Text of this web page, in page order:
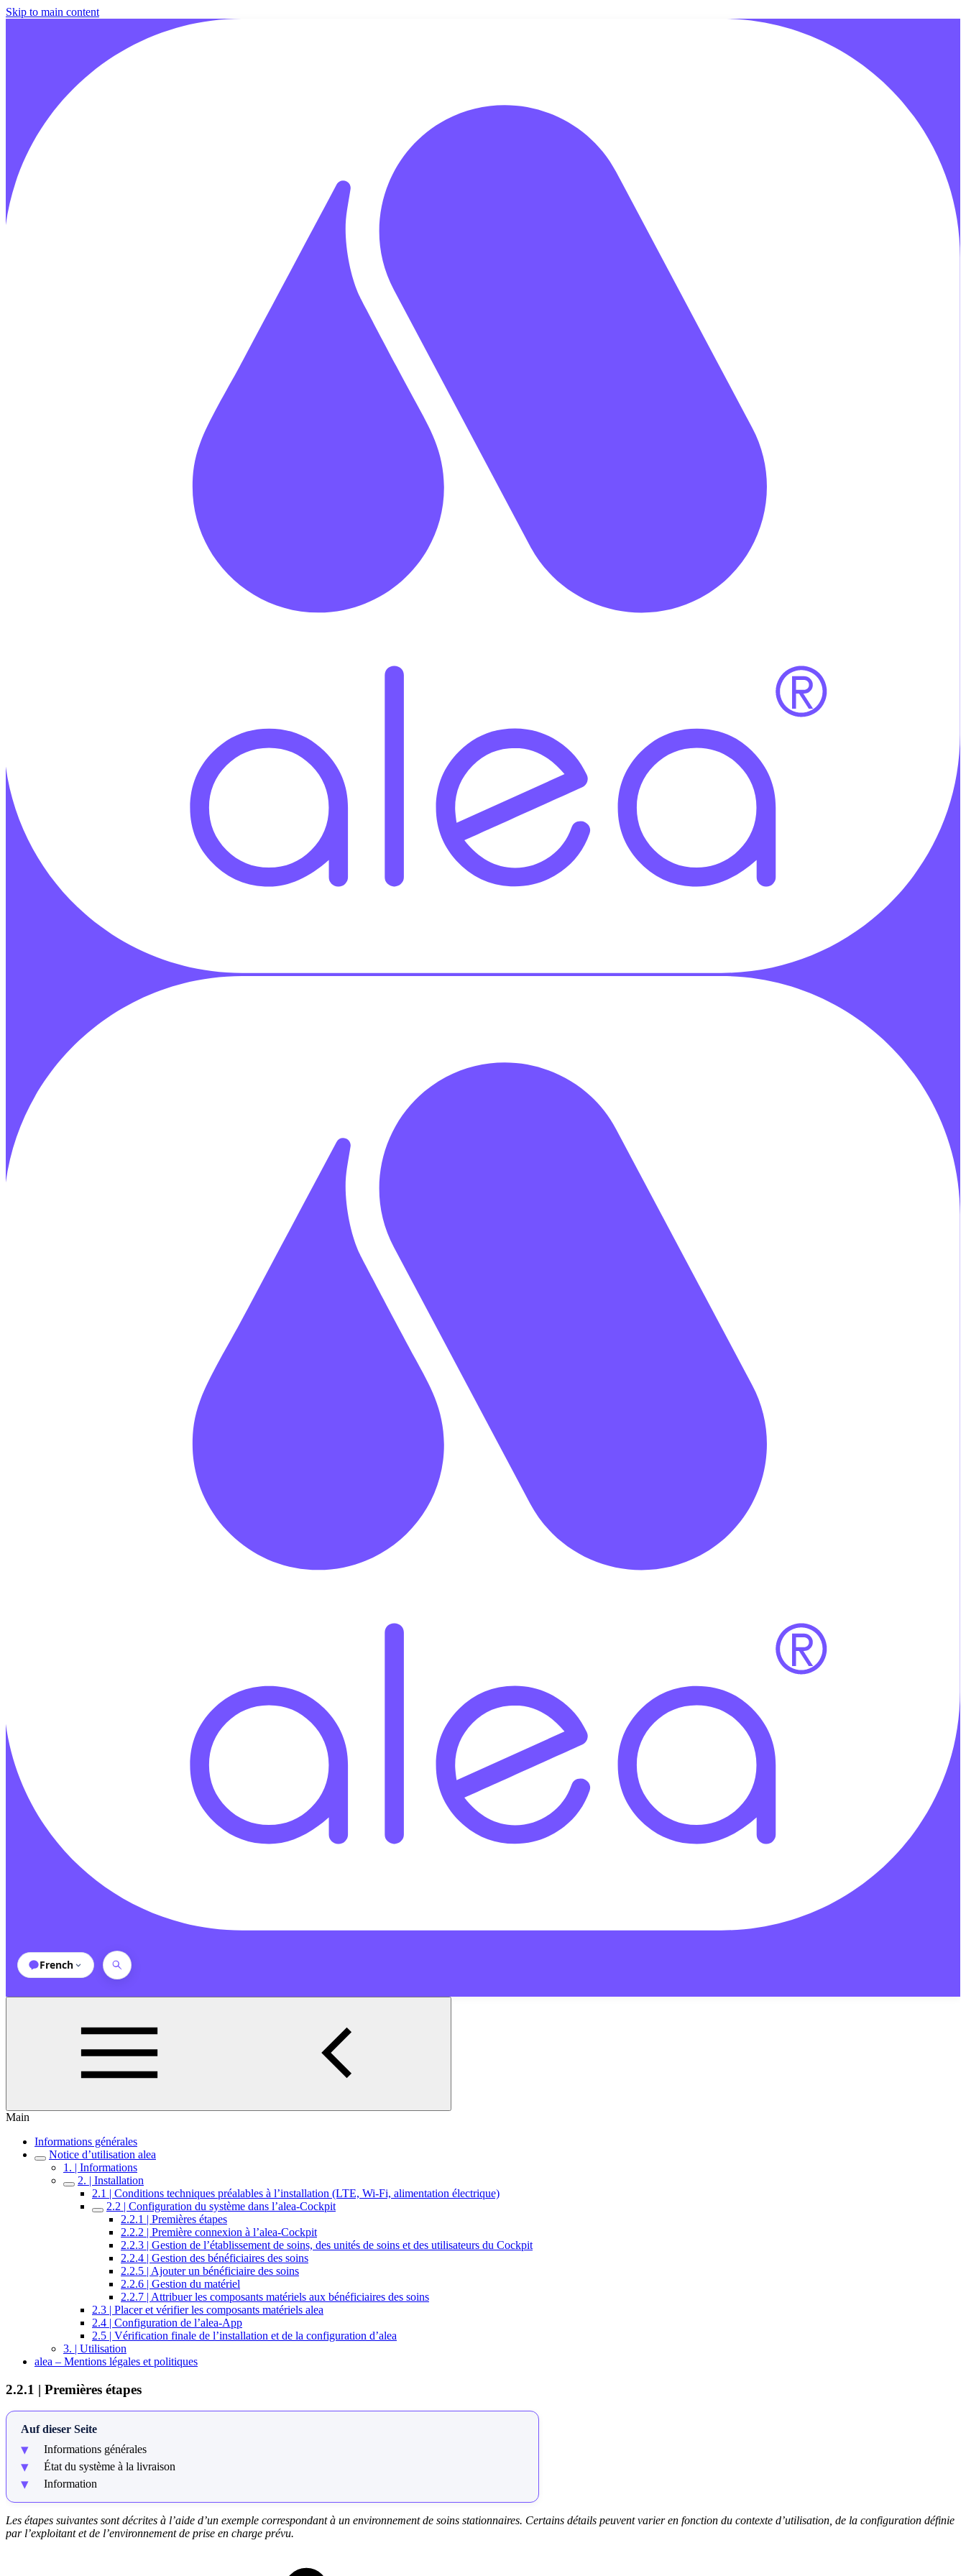
Skip to main content
French
Main
Informations générales
Notice d’utilisation alea
1. | Informations
2. | Installation
2.1 | Conditions techniques préalables à l’installation (LTE, Wi-Fi, alimentation électrique)
2.2 | Configuration du système dans l’alea-Cockpit
2.2.1 | Premières étapes
2.2.2 | Première connexion à l’alea-Cockpit
2.2.3 | Gestion de l’établissement de soins, des unités de soins et des utilisateurs du Cockpit
2.2.4 | Gestion des bénéficiaires des soins
2.2.5 | Ajouter un bénéficiaire des soins
2.2.6 | Gestion du matériel
2.2.7 | Attribuer les composants matériels aux bénéficiaires des soins
2.3 | Placer et vérifier les composants matériels alea
2.4 | Configuration de l’alea-App
2.5 | Vérification finale de l’installation et de la configuration d’alea
3. | Utilisation
alea – Mentions légales et politiques
2.2.1 | Premières étapes
Auf dieser Seite
Informations générales
État du système à la livraison
Information
Les étapes suivantes sont décrites à l’aide d’un exemple correspondant à un environnement de soins stationnaires. Certains détails peuvent varier en fonction du contexte d’utilisation, de la configuration définie
par l’exploitant et de l’environnement de prise en charge prévu.